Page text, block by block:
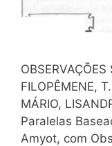
OBSERVAÇÕES
FILOPÊMENE,
MÁRIO,
Paralelas
Amyot, com